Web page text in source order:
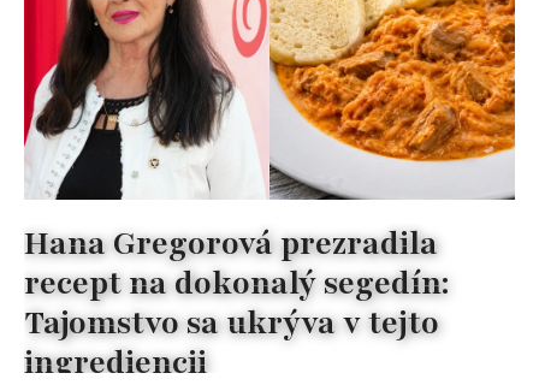
Hana Gregorová prezradila
recept na dokonalý segedín:
Tajomstvo sa ukrýva v tejto
ingrediencii